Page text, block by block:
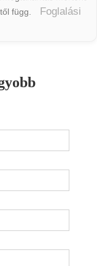
függ.
Foglalási